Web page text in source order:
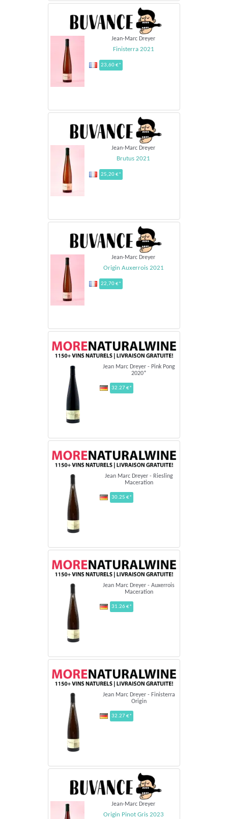
Jean-Marc Dreyer
Finisterra 2021
23,60 €*
Jean-Marc Dreyer
Brutus 2021
25,20 €*
Jean-Marc Dreyer
Origin Auxerrois 2021
22,70 €*
Jean Marc Dreyer - Pink Pong
2020*
32.27 €*
Jean Marc Dreyer - Riesling
Maceration
30.25 €*
Jean Marc Dreyer - Auxerrois
Maceration
31.26 €*
Jean Marc Dreyer - Finisterra
Origin
32.27 €*
Jean-Marc Dreyer
Origin Pinot Gris 2023